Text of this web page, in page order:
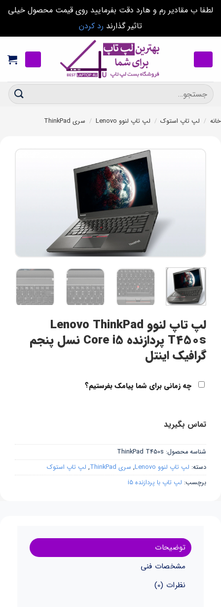
لطفا ب مقادیر رم و هارد دقت بفرمایید روی قیمت محصول خیلی
تاثیر گذارند رد کردن
content
جستجو
برای:
خانه / لپ تاپ استوک / لپ تاپ لنوو Lenovo / سری ThinkPad
لپ تاپ لنوو Lenovo ThinkPad
T450s پردازنده Core i5 نسل پنجم
گرافیک اینتل
چه زمانی برای شما پیامک بفرستیم؟
تماس بگیرید
شناسه محصول: ThinkPad T450s
دسته: لپ تاپ لنوو Lenovo , سری ThinkPad , لپ تاپ استوک
برچسب: لپ تاپ با پردازنده i5
توضیحات
مشخصات فنی
نظرات (0)